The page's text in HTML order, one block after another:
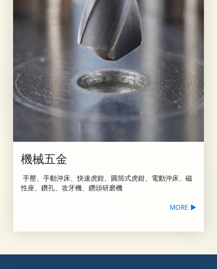
機械五金
手壓、手動沖床、快速虎鉗、圓筒式虎鉗、電動沖床、磁
性座、鑽孔、攻牙機、鑽頭研磨機
MORE ▶